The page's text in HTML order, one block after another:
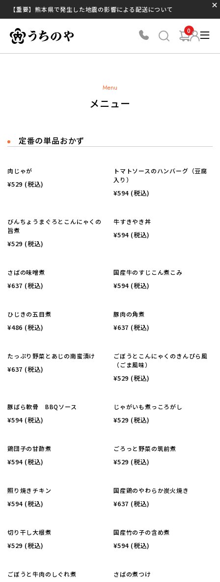
【重要】熊本県で発生した地震の影響による配送について
0
Menu
メニュー
定番の単品おかず
肉じゃが
¥529 (税込)
トマトソースのハンバーグ（豆腐
入り）
¥594 (税込)
びんちょうまぐろとこんにゃくの
旨煮
¥529 (税込)
牛すきやき丼
¥594 (税込)
さばの味噌煮
¥637 (税込)
国産牛のすじこん煮こみ
¥594 (税込)
ひじきの五目煮
¥486 (税込)
豚肉の角煮
¥637 (税込)
たっぷり野菜とあじの南蛮漬け
¥637 (税込)
ごぼうとこんにゃくのきんぴら風
（ごま風味）
¥529 (税込)
豚ばら軟骨 BBQソース
¥594 (税込)
じゃがいも煮っころがし
¥529 (税込)
鶏団子の甘酢煮
¥594 (税込)
ごろっと野菜の筑前煮
¥529 (税込)
照り焼きチキン
¥594 (税込)
国産鶏のやわらか炭火焼き
¥637 (税込)
切り干し大根煮
¥529 (税込)
国産竹の子の含め煮
¥594 (税込)
ごぼうと牛肉のしぐれ煮 さばの煮つけ